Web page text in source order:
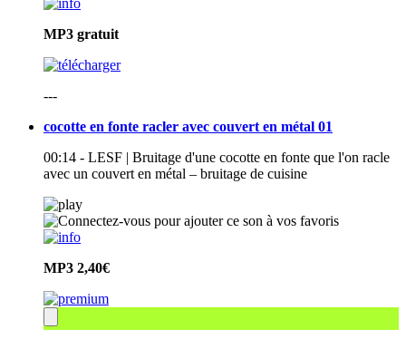
MP3 gratuit
---
cocotte en fonte racler avec couvert en métal 01
00:14 - LESF | Bruitage d'une cocotte en fonte que l'on racle
avec un couvert en métal – bruitage de cuisine
MP3 2,40€